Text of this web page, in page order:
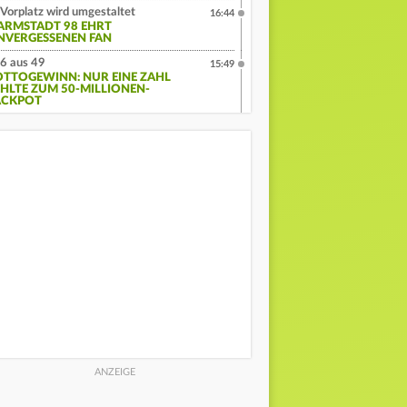
Vorplatz wird umgestaltet
98 EHRT
FAN
16:44
6 aus 49
NUR EINE ZAHL
ZUM 50-MILLIONEN-
15:49